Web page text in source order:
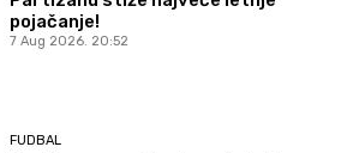
pojačanje!
7 Aug 2026. 20:52
FUDBAL